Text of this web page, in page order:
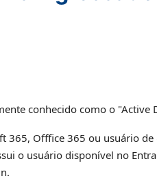
conhecido como o
Offfice 365 ou usuário
o usuário disponível no